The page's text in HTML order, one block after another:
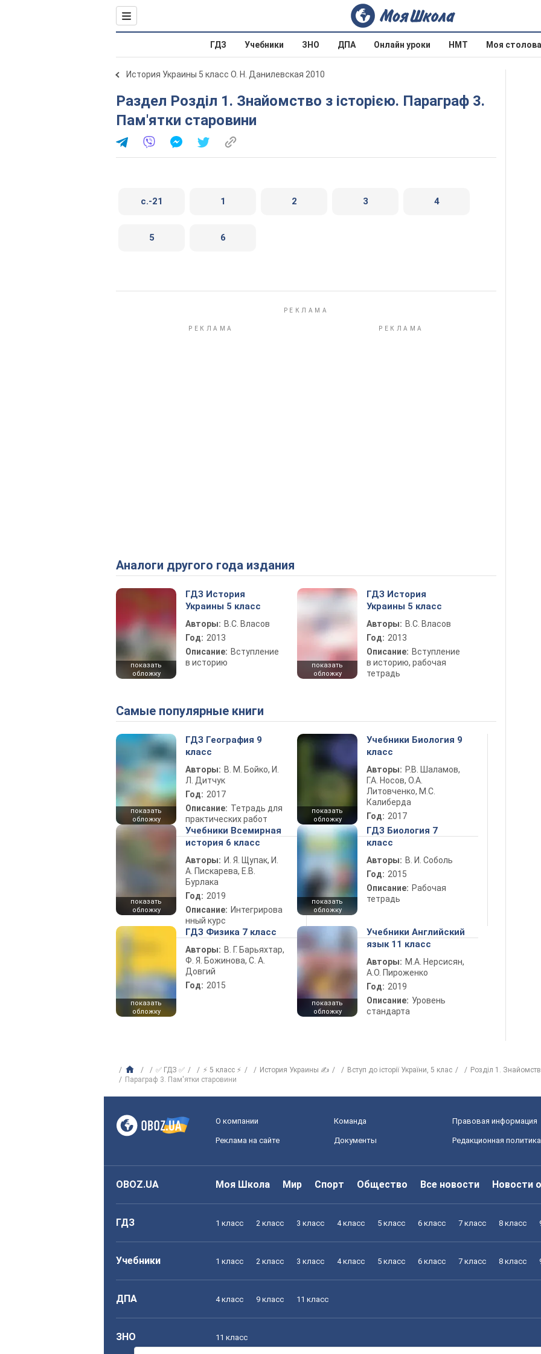
ГДЗ Учебники ЗНО ДПА Онлайн уроки НМТ Моя
История Украины 5 класс О. Н. Данилевская 2010
Раздел Розділ 1. Знайомство з історією. Параграф 3.
Пам'ятки старовини
c.-21 1 2 3 4
5 6
Аналоги другого года издания
показать
обложку
ГДЗ История
Украины 5 класс
Авторы: В.С. Власов
Год: 2013
Описание: Вступление
в историю
показать
обложку
ГДЗ История
Украины 5 класс
Авторы: В.С. Власов
Год: 2013
Описание: Вступление
в историю, рабочая
тетрадь
Самые популярные книги
показать
обложку
ГДЗ География 9
класс
Авторы: В. М. Бойко, И.
Л. Дитчук
Год: 2017
Описание: Тетрадь для
практических работ
показать
обложку
Учебники Биология 9
класс
Авторы: Р.В. Шаламов,
Г.А. Носов, О.А.
Литовченко, М.С.
Калиберда
Год: 2017
показать
обложку
Учебники Всемирная
история 6 класс
Авторы: И. Я. Щупак, И.
А. Пискарева, Е.В.
Бурлака
Год: 2019
Описание: Интегрирова
нный курс
показать
обложку
ГДЗ Биология 7
класс
Авторы: В. И. Соболь
Год: 2015
Описание: Рабочая
тетрадь
показать
обложку
ГДЗ Физика 7 класс
Авторы: В. Г. Барьяхтар,
Ф. Я. Божинова, С. А.
Довгий
Год: 2015
показать
обложку
Учебники Английский
язык 11 класс
Авторы: М.А. Нерсисян,
А.О. Пироженко
Год: 2019
Описание: Уровень
стандарта
✅ ГДЗ ✅ ⚡ 5 класс ⚡ История Украины ✍ Вступ до історії України, 5 клас
Розділ 1.
Параграф 3. Пам'ятки старовини
О компании Команда Правовая информация
Реклама на сайте Документы Редакционная политика
OBOZ.UA Моя Школа Мир Спорт Общество Все новости Новости
ГДЗ 1 класс 2 класс 3 класс 4 класс 5 класс 6 класс 7 класс 8 класс
Учебники 1 класс 2 класс 3 класс 4 класс 5 класс 6 класс 7 класс 8 класс
ДПА 4 класс 9 класс 11 класс
ЗНО 11 класс